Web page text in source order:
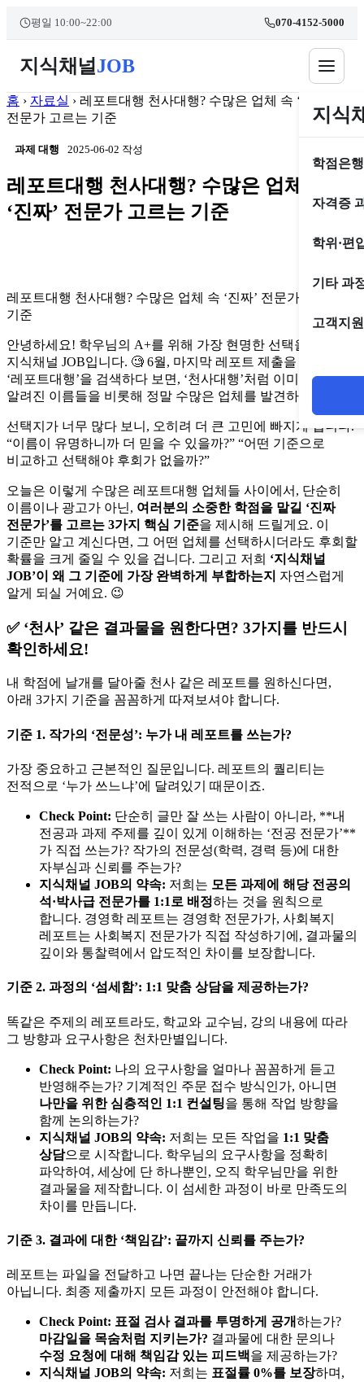
너
뛰
평일 10:00~22:00 070-4152-5000
지식채널 JOB
지식
학점은
자격증
학위·편
기타 과
고객지원
홈 › 자료실 › 레포트대행 천사대행? 수많은 업체 속 ‘진짜’
전문가 고르는 기준
과제 대행 2025-06-02 작성
레포트대행 천사대행? 수많은 업체 속
‘진짜’ 전문가 고르는 기준
레포트대행 천사대행? 수많은 업체 속 ‘진짜’ 전문가 고르는
기준
안녕하세요! 학우님의 A+를 위해 가장 현명한 선택을 돕는
지식채널 JOB입니다. 🧐 6월, 마지막 레포트 제출을 앞두고
‘레포트대행’을 검색하다 보면, ‘천사대행’처럼 이미 널리
알려진 이름들을 비롯해 정말 수많은 업체를 발견하게 되죠.
선택지가 너무 많다 보니, 오히려 더 큰 고민에 빠지게 됩니다.
“이름이 유명하니까 더 믿을 수 있을까?” “어떤 기준으로
비교하고 선택해야 후회가 없을까?”
오늘은 이렇게 수많은 레포트대행 업체들 사이에서, 단순히
이름이나 광고가 아닌, 여러분의 소중한 학점을 맡길 ‘진짜
전문가’를 고르는 3가지 핵심 기준을 제시해 드릴게요. 이
기준만 알고 계신다면, 그 어떤 업체를 선택하시더라도 후회할
확률을 크게 줄일 수 있을 겁니다. 그리고 저희 ‘지식채널
JOB’이 왜 그 기준에 가장 완벽하게 부합하는지 자연스럽게
알게 되실 거예요. 😉
✅ ‘천사’ 같은 결과물을 원한다면? 3가지를 반드시
확인하세요!
내 학점에 날개를 달아줄 천사 같은 레포트를 원하신다면,
아래 3가지 기준을 꼼꼼하게 따져보셔야 합니다.
기준 1. 작가의 ‘전문성’: 누가 내 레포트를 쓰는가?
가장 중요하고 근본적인 질문입니다. 레포트의 퀄리티는
전적으로 ‘누가 쓰느냐’에 달려있기 때문이죠.
Check Point: 단순히 글만 잘 쓰는 사람이 아니라, **내
전공과 과제 주제를 깊이 있게 이해하는 ‘전공 전문가’**
가 직접 쓰는가? 작가의 전문성(학력, 경력 등)에 대한
자부심과 신뢰를 주는가?
지식채널 JOB의 약속: 저희는 모든 과제에 해당 전공의
석·박사급 전문가를 1:1로 배정하는 것을 원칙으로
합니다. 경영학 레포트는 경영학 전문가가, 사회복지
레포트는 사회복지 전문가가 직접 작성하기에, 결과물의
깊이와 통찰력에서 압도적인 차이를 보장합니다.
기준 2. 과정의 ‘섬세함’: 1:1 맞춤 상담을 제공하는가?
똑같은 주제의 레포트라도, 학교와 교수님, 강의 내용에 따라
그 방향과 요구사항은 천차만별입니다.
Check Point: 나의 요구사항을 얼마나 꼼꼼하게 듣고
반영해주는가? 기계적인 주문 접수 방식인가, 아니면
나만을 위한 심층적인 1:1 컨설팅을 통해 작업 방향을
함께 논의하는가?
지식채널 JOB의 약속: 저희는 모든 작업을 1:1 맞춤
상담으로 시작합니다. 학우님의 요구사항을 정확히
파악하여, 세상에 단 하나뿐인, 오직 학우님만을 위한
결과물을 제작합니다. 이 섬세한 과정이 바로 만족도의
차이를 만듭니다.
기준 3. 결과에 대한 ‘책임감’: 끝까지 신뢰를 주는가?
레포트는 파일을 전달하고 나면 끝나는 단순한 거래가
아닙니다. 최종 제출까지 모든 과정이 안전해야 합니다.
Check Point: 표절 검사 결과를 투명하게 공개하는가?
마감일을 목숨처럼 지키는가? 결과물에 대한 문의나
수정 요청에 대해 책임감 있는 피드백을 제공하는가?
지식채널 JOB의 약속: 저희는 표절률 0%를 보장하며,